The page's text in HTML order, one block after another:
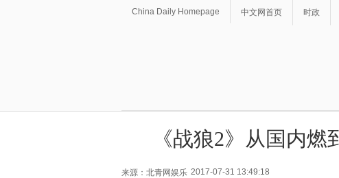
China Daily Homepage 中文网首页 时政
《战狼2》从国内
来源：北青网娱乐 2017-07-31 13:49:18